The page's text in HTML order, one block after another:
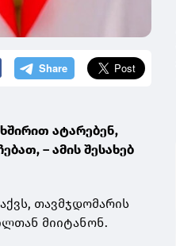
ატარებენ,
– ამის შესახებ
თავმჯდომარის
მიიტანონ.